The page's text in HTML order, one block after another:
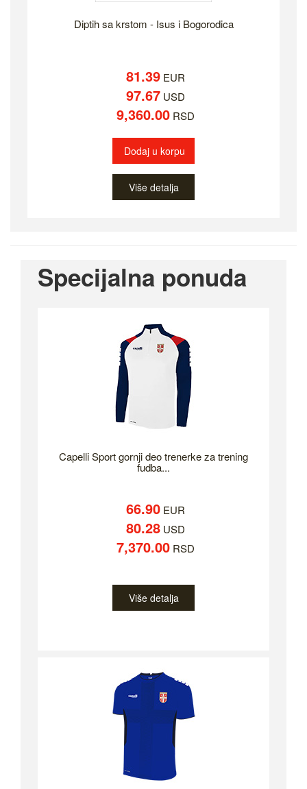
Diptih sa krstom - Isus i Bogorodica
81.39EUR
97.67USD
9,360.00RSD
Dodaj u korpu
Više detalja
Specijalna ponuda
Capelli Sport gornji deo trenerke za trening
fudba...
66.90EUR
80.28USD
7,370.00RSD
Više detalja